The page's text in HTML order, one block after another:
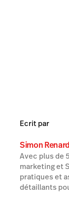
Ecrit par
Simon Renard
Avec plus de
marketing et
pratiques et
détaillants